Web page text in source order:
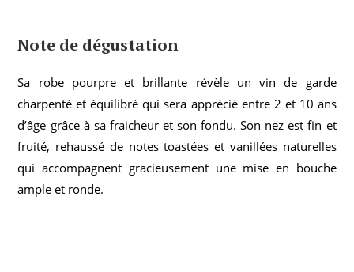
Note de dégustation
Sa robe pourpre et brillante révèle un vin de garde
charpenté et équilibré qui sera apprécié entre 2 et 10 ans
d’âge grâce à sa fraicheur et son fondu. Son nez est fin et
fruité, rehaussé de notes toastées et vanillées naturelles
qui accompagnent gracieusement une mise en bouche
ample et ronde.